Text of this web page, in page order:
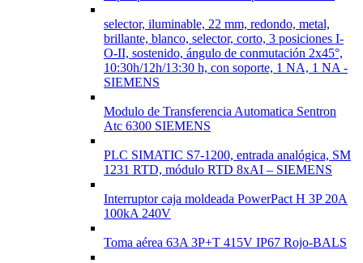
selector, iluminable, 22 mm, redondo, metal,
brillante, blanco, selector, corto, 3 posiciones I-
O-II, sostenido, ángulo de conmutación 2x45°,
10:30h/12h/13:30 h, con soporte, 1 NA, 1 NA -
SIEMENS
Modulo de Transferencia Automatica Sentron
Atc 6300 SIEMENS
PLC SIMATIC S7-1200, entrada analógica, SM
1231 RTD, módulo RTD 8xAI – SIEMENS
Interruptor caja moldeada PowerPact H 3P 20A
100kA 240V
Toma aérea 63A 3P+T 415V IP67 Rojo-BALS